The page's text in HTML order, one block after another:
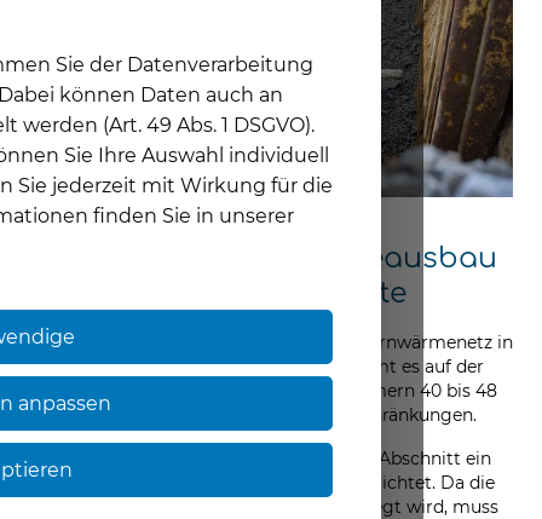
Sie der Datenverarbeitung
können Daten auch an
(Art. 49 Abs. 1 DSGVO).
Sie Ihre Auswahl individuell
Sie jederzeit mit Wirkung für die
finden Sie in unserer
anpassen
15.06.2026
KORREKTUR: Fernwärmeausbau
in Teilen von Herten-Mitte
Die Hertener Stadtwerke erweitern ihr Fernwärmenetz in
Herten-Mitte. Im Zuge der Arbeiten kommt es auf der
Hospitalstraße im Bereich der Hausnummern 40 bis 48
ab Donnerstag, 18. Juni zu Verkehrseinschränkungen.
Während dieser Zeit wird im betroffenen Abschnitt ein
beidseitiges Park- und Halteverbot eingerichtet. Da die
neue Fernwärmeleitung im Gehweg verlegt wird, muss